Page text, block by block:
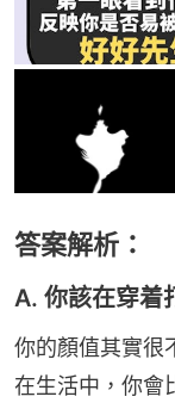
答案解析：
A. 你該在穿着
你的顏值其實很
在生活中，你會